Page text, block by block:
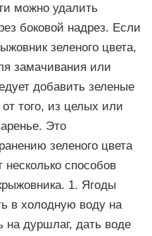
можно удалить
боковой надрез. Если
зеленого цвета,
замачивания или
добавить зеленые
того, из целых или
Это
зеленого цвета
способов
1. Ягоды
в холодную воду на
на дуршлаг, дать воде